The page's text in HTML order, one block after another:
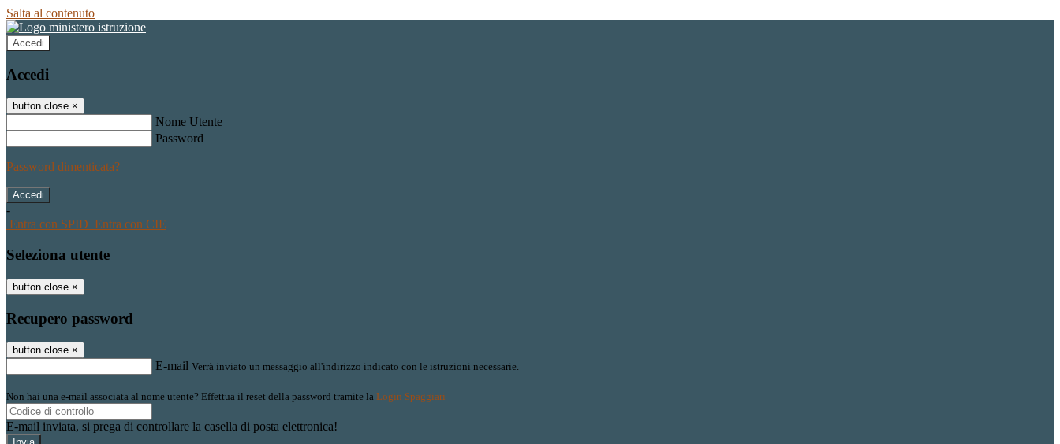
Salta al contenuto
Accedi
Accedi
button close ×
Nome Utente
Password
Password dimenticata?
-
Entra con SPID Entra con CIE
Seleziona utente
button close ×
Recupero password
button close ×
E-mail Verrà inviato un messaggio all'indirizzo indicato con le istruzioni necessarie.
Non hai una e-mail associata al nome utente? Effettua il reset della password tramite la Login Spaggiari
E-mail inviata, si prega di controllare la casella di posta elettronica!